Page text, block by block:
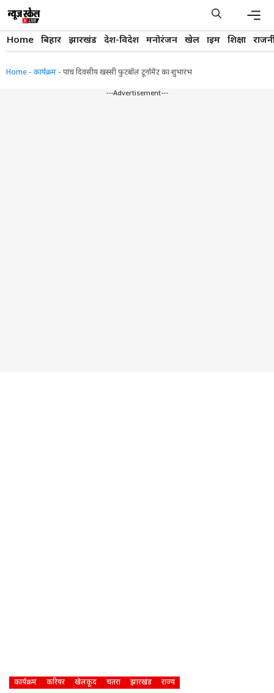
content
Home बिहार झारखंड देश-विदेश मनोरंजन खेल क्राइम शिक्षा
Home - कार्यक्रम - पांच दिवसीय खस्सी फुटबॉल टूर्नामेंट का शुभारंभ
---Advertisement---
कार्यक्रम करियर खेलकूद चतरा झारखंड राज्य